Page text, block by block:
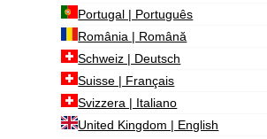
Portugal | Português
România | Română
Schweiz | Deutsch
Suisse | Français
Svizzera | Italiano
United Kingdom | English